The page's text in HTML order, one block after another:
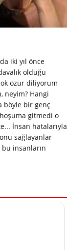
iki yıl önce
olduğu
özür diliyorum
neyim? Hangi
böyle bir genç
gitmedi o
İnsan hatalarıyla
sağlayanlar
insanların